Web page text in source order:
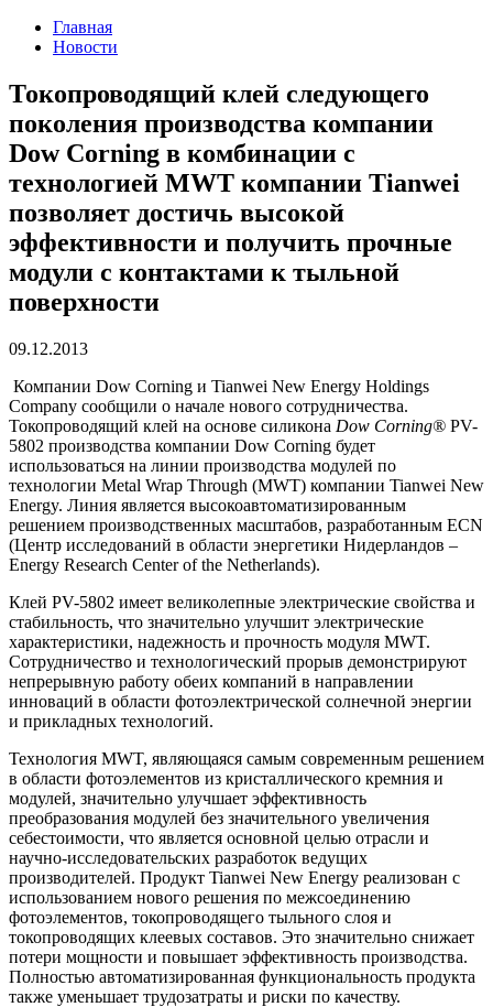
Главная
Новости
Токопроводящий клей следующего
поколения производства компании
Dow Corning в комбинации с
технологией MWT компании Tianwei
позволяет достичь высокой
эффективности и получить прочные
модули с контактами к тыльной
поверхности
09.12.2013
Компании Dow Corning и Tianwei New Energy Holdings
Company сообщили о начале нового сотрудничества.
Токопроводящий клей на основе силикона Dow Corning® PV-
5802 производства компании Dow Corning будет
использоваться на линии производства модулей по
технологии Metal Wrap Through (MWT) компании Tianwei New
Energy. Линия является высокоавтоматизированным
решением производственных масштабов, разработанным ECN
(Центр исследований в области энергетики Нидерландов –
Energy Research Center of the Netherlands).
Клей PV-5802 имеет великолепные электрические свойства и
стабильность, что значительно улучшит электрические
характеристики, надежность и прочность модуля MWT.
Сотрудничество и технологический прорыв демонстрируют
непрерывную работу обеих компаний в направлении
инноваций в области фотоэлектрической солнечной энергии
и прикладных технологий.
Технология MWT, являющаяся самым современным решением
в области фотоэлементов из кристаллического кремния и
модулей, значительно улучшает эффективность
преобразования модулей без значительного увеличения
себестоимости, что является основной целью отрасли и
научно-исследовательских разработок ведущих
производителей. Продукт Tianwei New Energy реализован с
использованием нового решения по межсоединению
фотоэлементов, токопроводящего тыльного слоя и
токопроводящих клеевых составов. Это значительно снижает
потери мощности и повышает эффективность производства.
Полностью автоматизированная функциональность продукта
также уменьшает трудозатраты и риски по качеству.